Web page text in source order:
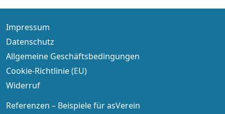
Impressum
Datenschutz
Allgemeine Geschäftsbedingungen
Cookie-Richtlinie (EU)
Widerruf
Referenzen – Beispiele für asVerein